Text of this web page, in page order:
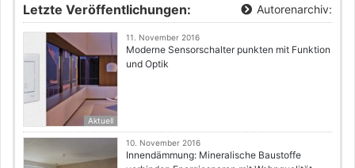
Letzte Veröffentlichungen: Autorenarchiv:
Aktuell
11. November 2016
Moderne Sensorschalter punkten mit Funktion
und Optik
10. November 2016
Innendämmung: Mineralische Baustoffe